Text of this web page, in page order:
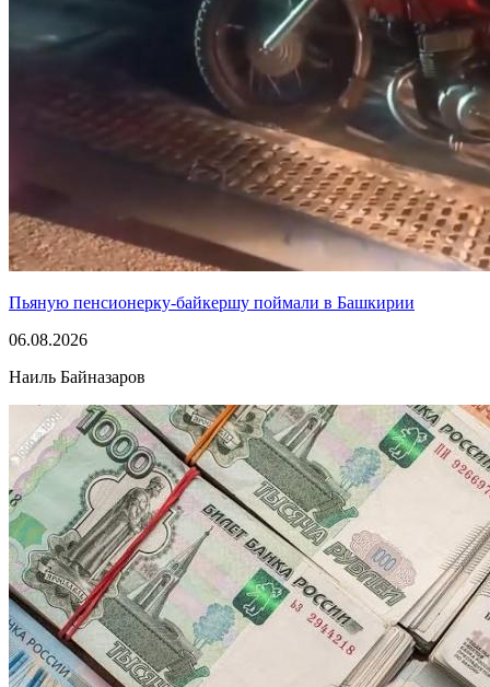
Пьяную пенсионерку-байкершу поймали в Башкирии
06.08.2026
Наиль Байназаров